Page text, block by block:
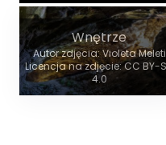
Wnętrze
Autor zdjęcia: Violeta Meleti
Licencja na zdjęcie: CC BY-
4.0